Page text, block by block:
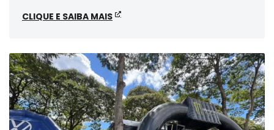
CLIQUE E SAIBA MAIS